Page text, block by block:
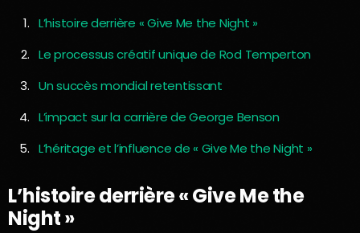
L’histoire derrière « Give Me the Night »
Le processus créatif unique de Rod Temperton
Un succès mondial retentissant
L’impact sur la carrière de George Benson
L’héritage et l’influence de « Give Me the Night »
L’histoire derrière « Give Me the
Night »